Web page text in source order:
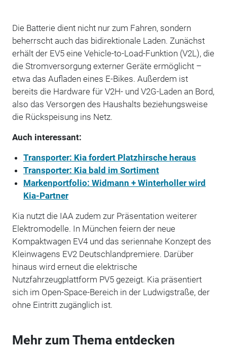
Die Batterie dient nicht nur zum Fahren, sondern
beherrscht auch das bidirektionale Laden. Zunächst
erhält der EV5 eine Vehicle-to-Load-Funktion (V2L), die
die Stromversorgung externer Geräte ermöglicht –
etwa das Aufladen eines E-Bikes. Außerdem ist
bereits die Hardware für V2H- und V2G-Laden an Bord,
also das Versorgen des Haushalts beziehungsweise
die Rückspeisung ins Netz.
Auch interessant:
Transporter: Kia fordert Platzhirsche heraus
Transporter: Kia bald im Sortiment
Markenportfolio: Widmann + Winterholler wird
Kia-Partner
Kia nutzt die IAA zudem zur Präsentation weiterer
Elektromodelle. In München feiern der neue
Kompaktwagen EV4 und das seriennahe Konzept des
Kleinwagens EV2 Deutschlandpremiere. Darüber
hinaus wird erneut die elektrische
Nutzfahrzeugplattform PV5 gezeigt. Kia präsentiert
sich im Open-Space-Bereich in der Ludwigstraße, der
ohne Eintritt zugänglich ist.
Mehr zum Thema entdecken